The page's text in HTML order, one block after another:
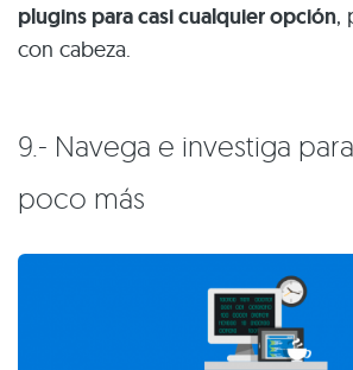
plugins para casi cualquier opción,
con cabeza.
9.- Navega e investiga
poco más